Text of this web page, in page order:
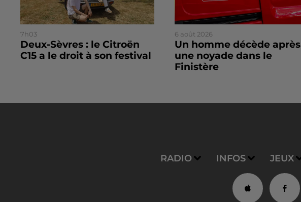
7h03
Deux-Sèvres : le Citroën
C15 a le droit à son festival
6 août 2026
Un homme décède après
une noyade dans le
Finistère
RADIO INFOS JEUX